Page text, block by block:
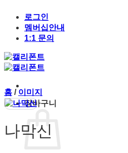
content
로그인
멤버십안내
1:1 문의
장바구니
홈 / 이미지
나막신